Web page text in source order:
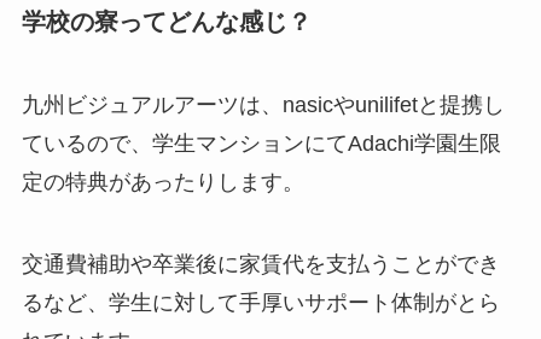
学校の寮ってどんな感じ？
九州ビジュアルアーツは、nasicやunilifetと提携し
ているので、学生マンションにてAdachi学園生限
定の特典があったりします。
交通費補助や卒業後に家賃代を支払うことができ
るなど、学生に対して手厚いサポート体制がとら